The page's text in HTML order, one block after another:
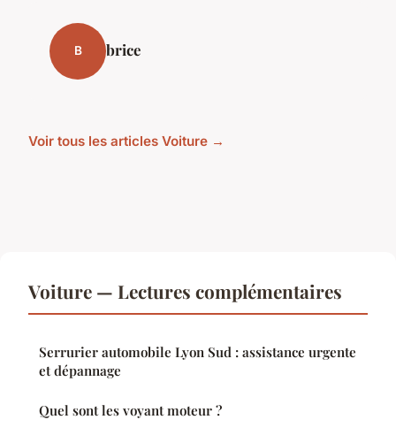
B brice
Voir tous les articles Voiture →
Voiture — Lectures complémentaires
Serrurier automobile Lyon Sud : assistance urgente
et dépannage
Quel sont les voyant moteur ?